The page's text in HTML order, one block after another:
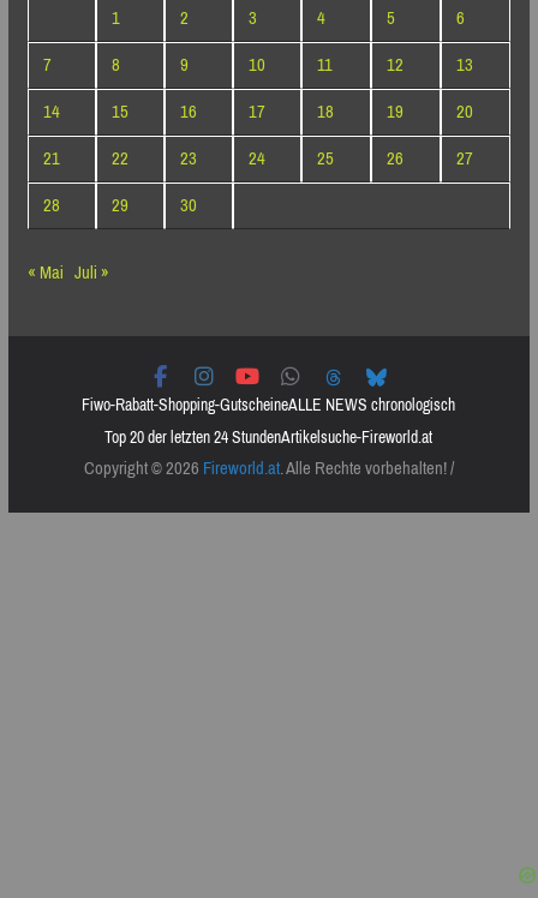
1
2 3 4 5
6
7
8 9 10 11 12
13
14
15 16 17 18 19
20
21
22 23 24 25 26
27
28
29
30
« Mai Juli »
Fiwo-Rabatt-Shopping-GutscheineALLE NEWS chronologisch
Top 20 der letzten 24 StundenArtikelsuche-Fireworld.at
Copyright © 2026Fireworld.at. Alle Rechte vorbehalten! /